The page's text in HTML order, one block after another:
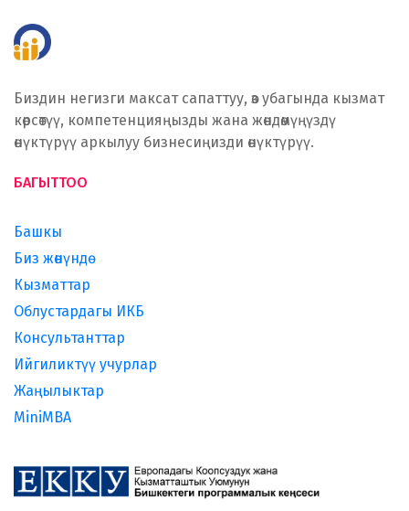
Биздин негизги максат сапаттуу, өз убагында кызмат
көрсөтүү, компетенцияңызды жана жөндөмүңүздү
өнүктүрүү аркылуу бизнесиңизди өнүктүрүү.
БАГЫТТОО
Башкы
Биз жөнүндө
Кызматтар
Облустардагы ИКБ
Консультанттар
Ийгиликтүү учурлар
Жаңылыктар
MiniMBA